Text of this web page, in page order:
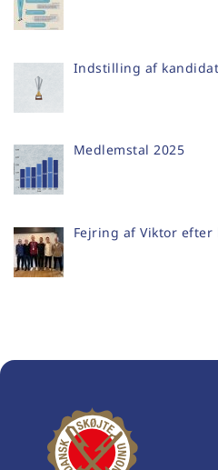
Indstilling af
Medlemstal 2025
Fejring af Viktor